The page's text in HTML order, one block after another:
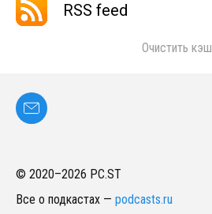
RSS feed
Очистить кэш
© 2020–2026 PC.ST
Все о подкастах — podcasts.ru